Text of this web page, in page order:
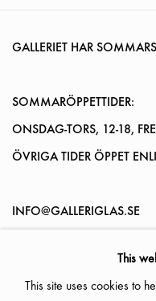
GALLERIET HAR
SOMMARÖPPETTIDER:
ONSDAG-TORS, 12-18,
ÖVRIGA TIDER ÖPPET
INFO@GALLERIGLAS.SE
NYBROGATAN 34, 114
This
This site uses cookies to